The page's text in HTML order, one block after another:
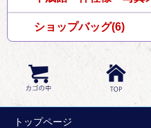
ショップバッグ(6)
トップページ